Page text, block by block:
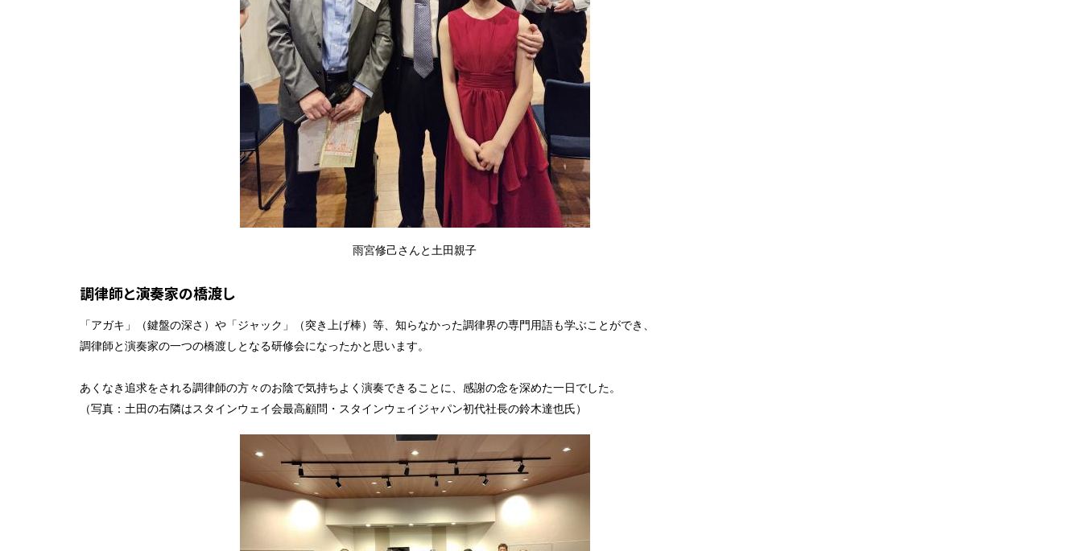
雨宮修己さんと土田親子
調律師と演奏家の橋渡し
「アガキ」（鍵盤の深さ）や「ジャック」（突き上げ棒）等、知らなかった調律界の専門用語も学ぶことができ、
調律師と演奏家の一つの橋渡しとなる研修会になったかと思います。
あくなき追求をされる調律師の方々のお陰で気持ちよく演奏できることに、感謝の念を深めた一日でした。
（写真：土田の右隣はスタインウェイ会最高顧問・スタインウェイジャパン初代社長の鈴木達也氏）